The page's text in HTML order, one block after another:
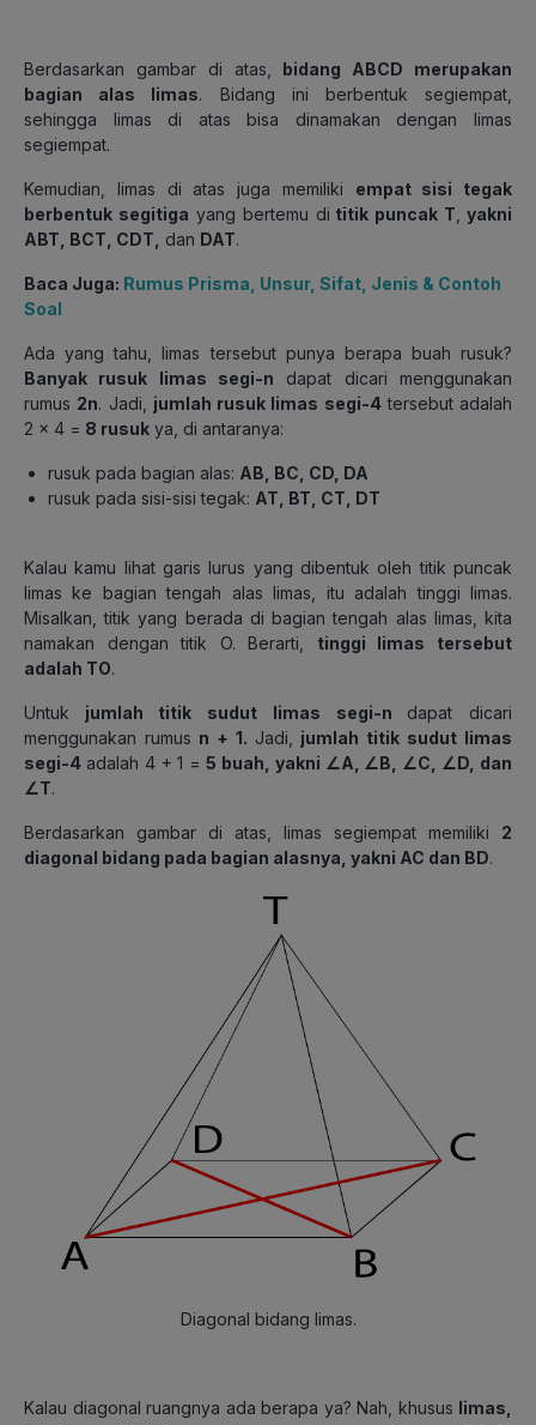
Berdasarkan gambar di atas, bidang ABCD merupakan
bagian alas limas. Bidang ini berbentuk segiempat,
sehingga limas di atas bisa dinamakan dengan limas
segiempat.
Kemudian, limas di atas juga memiliki empat sisi tegak
berbentuk segitiga yang bertemu di titik puncak T yakni
ABT, BCT, CDT,
dan DAT.
Baca Juga: Rumus Prisma, Unsur, Sifat, Jenis & Contoh
Soal
Ada yang tahu, limas tersebut punya berapa buah rusuk?
Banyak rusuk limas segi-n dapat dicari menggunakan
rumus 2n. Jadi, jumlah rusuk limas segi-4tersebut adalah
2 × 4 = 8 rusuk ya, di antaranya:
rusuk pada bagian alas: AB, BC, CD, DA
rusuk pada sisi-sisi tegak: AT, BT, CT, DT
Kalau kamu lihat garis lurus yang dibentuk oleh titik puncak
limas ke bagian tengah alas limas, itu adalah tinggi limas.
Misalkan, titik yang berada di bagian tengah alas limas, kita
namakan dengan titik O. Berarti, tinggi limas tersebut
adalah TO.
Untuk jumlah titik sudut limas segi-n dapat dicari
menggunakan rumus n + 1. Jadi,
jumlah titik sudut limas
segi-4 adalah 4 + 1 = 5 buah, yakni ∠A, ∠B, ∠C, ∠D, dan
∠T.
Berdasarkan gambar di atas, limas segiempat memiliki 2
diagonal bidang pada bagian alasnya, yakni AC dan BD.
Diagonal bidang limas.
Kalau diagonal ruangnya ada berapa ya? Nah, khusus limas,